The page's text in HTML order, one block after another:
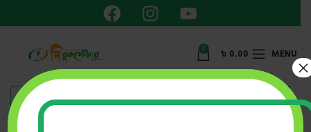
0 ৳ 0.00 MENU
×